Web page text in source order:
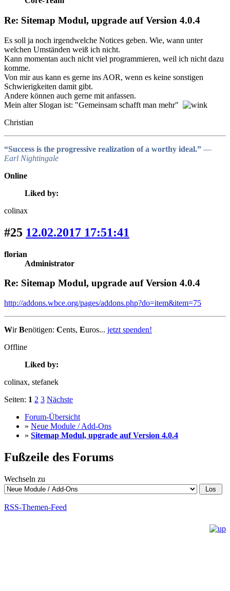
Re: Sitemap Modul, upgrade auf Version 4.0.4
Es soll ja noch irgendwelche Notices geben. Wie, wann unter
welchen Umständen weiß ich nicht.
Kann momentan auch nicht viel programmieren, weil ich nicht dazu
komme.
Von mir aus kann es gerne ins AOR, wenn es keine sonstigen
Schwierigkeiten damit gibt.
Andere können auch gerne mit anfassen.
Mein alter Slogan ist: "Gemeinsam schafft man mehr"
Christian
“Success is the progressive realization of a worthy ideal.” ―
Earl Nightingale
Online
Liked by:
colinax
#25 12.02.2017 17:51:41
florian
Administrator
Re: Sitemap Modul, upgrade auf Version 4.0.4
http://addons.wbce.org/pages/addons.php?do=item&item=75
WirBenötigen: Cents, Euros... jetzt spenden!
Offline
Liked by:
colinax, stefanek
Seiten: 1 2 3 Nächste
Forum-Übersicht
» Neue Module / Add-Ons
» Sitemap Modul, upgrade auf Version 4.0.4
Fußzeile des Forums
Wechseln zu
RSS-Themen-Feed